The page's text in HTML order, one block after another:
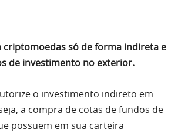
criptomoedas só de forma indireta e
de investimento no exterior.
o investimento indireto em
a compra de cotas de fundos de
possuem em sua carteira